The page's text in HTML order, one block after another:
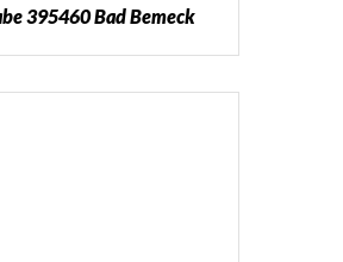
395460 Bad Bemeck